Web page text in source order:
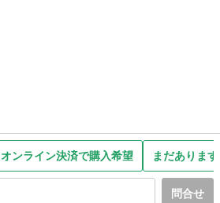
オンライン決済で購入希望 まだありま
問合せ